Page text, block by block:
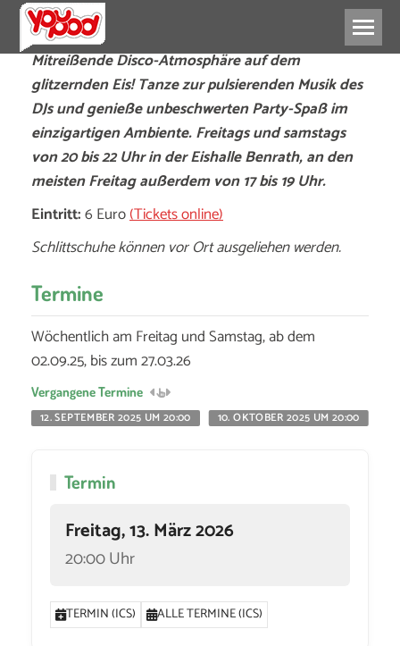
Mitreißende Disco-Atmosphäre auf dem
glitzernden Eis! Tanze zur pulsierenden Musik des
DJs und genieße unbeschwerten Party-Spaß im
einzigartigen Ambiente. Freitags und samstags
von 20 bis 22 Uhr in der Eishalle Benrath, an den
meisten Freitag außerdem von 17 bis 19 Uhr.
Eintritt:6 Euro(Tickets online)
Schlittschuhe können vor Ort ausgeliehen werden.
Termine
Wöchentlich am Freitag und Samstag, ab dem
02.09.25, bis zum 27.03.26
Vergangene Termine
12. SEPTEMBER 2025 UM 20:00
10. OKTOBER 2025 UM 20:00
Termin
Freitag, 13. März 2026
20:00 Uhr
TERMIN (ICS) ALLE TERMINE (ICS)